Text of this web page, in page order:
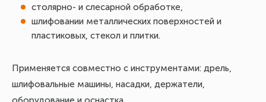
столярно- и слесарной обработке,
шлифовании металлических поверхностей и
пластиковых, стекол и плитки.
Применяется совместно с инструментами: дрель,
шлифовальные машины, насадки, держатели,